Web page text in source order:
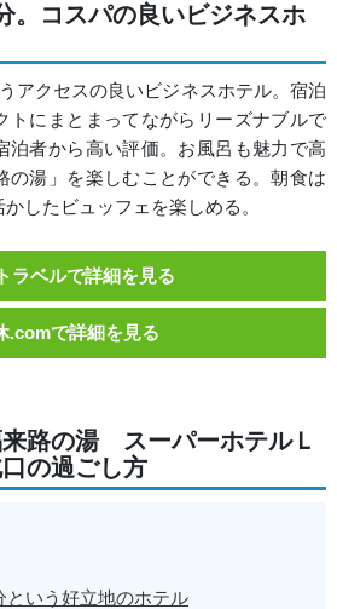
。コスパの良いビジネスホ
アクセスの良いビジネスホテル。宿泊
トにまとまってながらリーズナブルで
泊者から高い評価。お風呂も魅力で高
の湯」を楽しむことができる。朝食は
したビュッフェを楽しめる。
ラベルで詳細を見る
.comで詳細を見る
路の湯 スーパーホテルＬ
の過ごし方
という好立地のホテル